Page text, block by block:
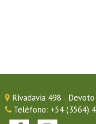
Rivadavia 498 ·
Teléfono: +54 (3564)